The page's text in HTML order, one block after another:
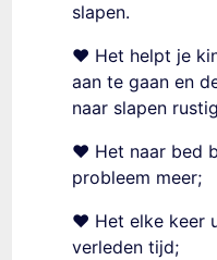
slapen.
❤️ Het helpt je
aan te gaan en
naar slapen
❤️ Het naar bed
probleem meer;
❤️ Het elke keer
verleden tijd;